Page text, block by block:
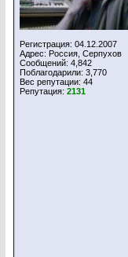
Регистрация: 04.12.2007
Адрес: Россия, Серпухов
Сообщений: 4,842
Поблагодарили: 3,770
Вес репутации: 44
Репутация: 2131